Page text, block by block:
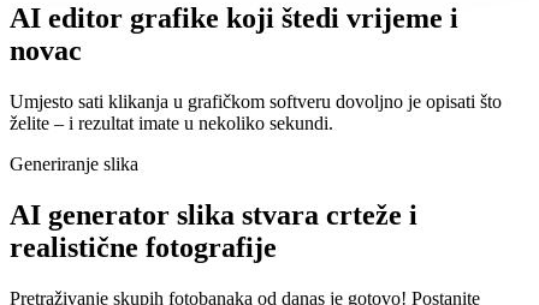
AI editor grafike koji štedi vrijeme i
novac
Umjesto sati klikanja u grafičkom softveru dovoljno je opisati što
želite – i rezultat imate u nekoliko sekundi.
Generiranje slika
AI generator slika stvara crteže i
realistične fotografije
Pretraživanje skupih fotobanaka od danas je gotovo! Postanite